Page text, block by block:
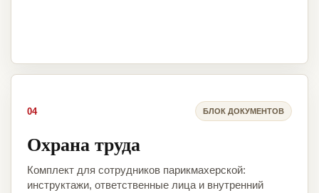
04 БЛОК ДОКУМЕНТОВ
Охрана труда
Комплект для сотрудников парикмахерской:
инструктажи, ответственные лица и внутренний